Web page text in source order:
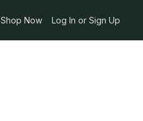
Shop Now Log In or Sign Up